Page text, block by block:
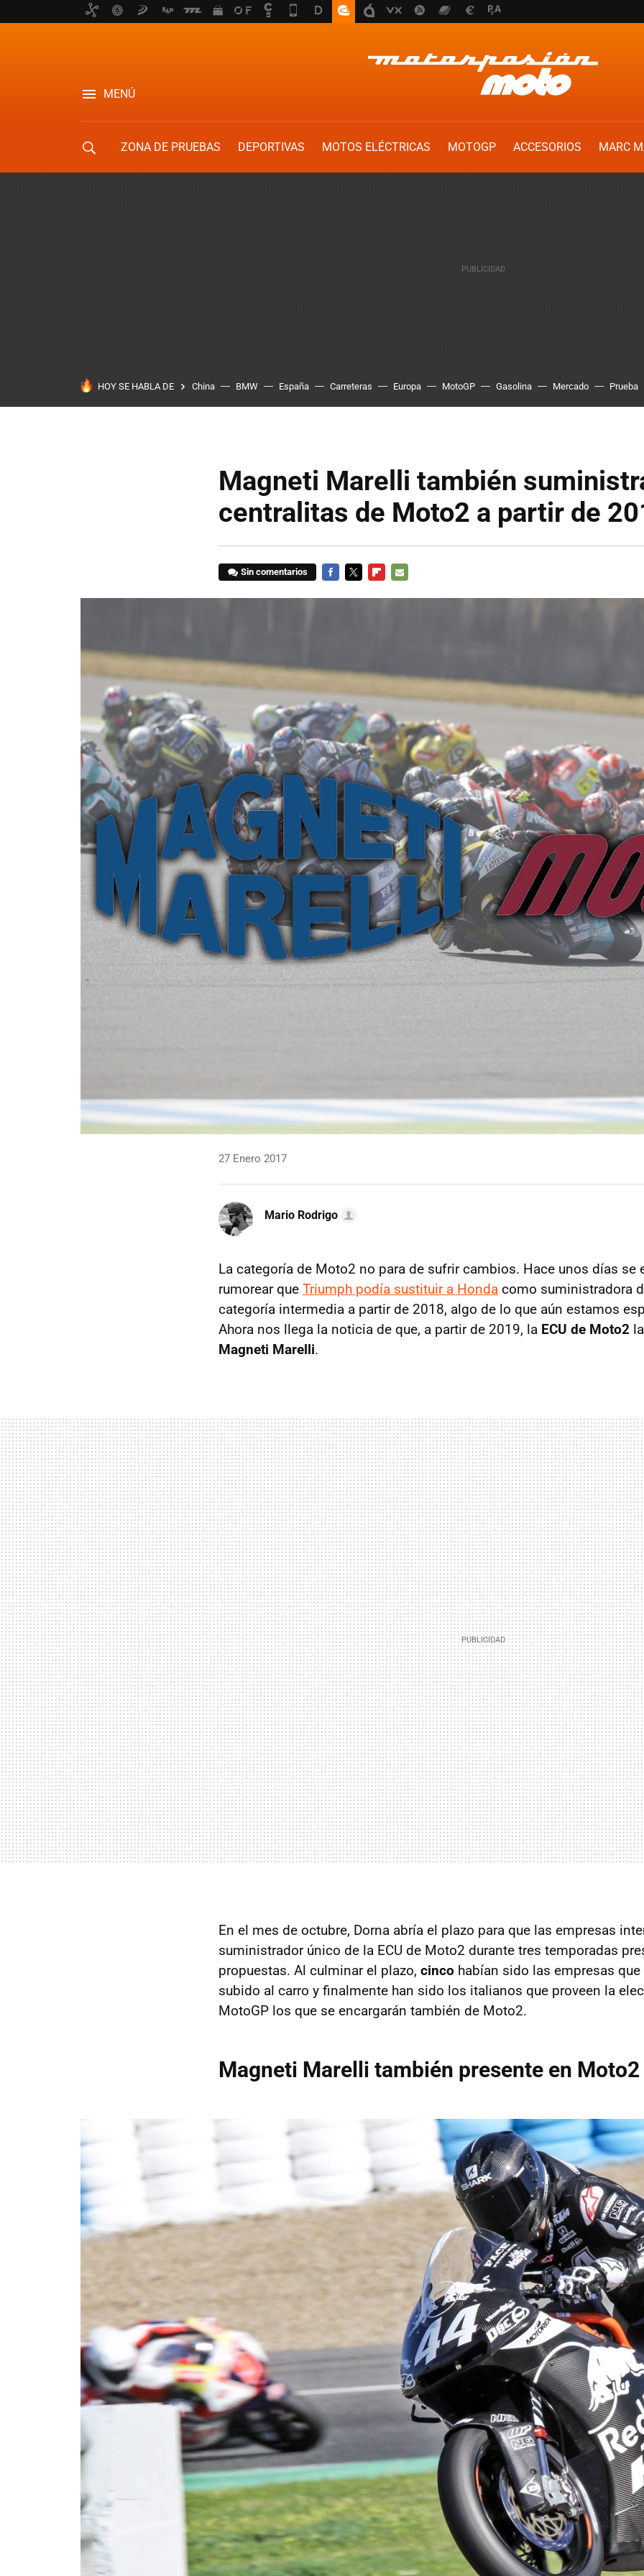
MENÚ
ZONA DE PRUEBAS DEPORTIVAS MOTOS ELÉCTRICAS MOTOGP ACCESORIOS
MARC
HOY SE HABLA DE China BMW España Carreteras Europa MotoGP Gasolina Mercado Prueba
Magneti Marelli también
centralitas de Moto2 a partir de
Sin comentarios
27 Enero 2017
Mario Rodrigo
La categoría de Moto2 no para de sufrir cambios. Hace unos días se
rumorear que Triumph podía sustituir a Honda como suministradora
categoría intermedia a partir de 2018, algo de lo que aún estamos
Ahora nos llega la noticia de que, a partir de 2019, la ECU de Moto2
Magneti Marelli.
En el mes de octubre, Dorna abría el plazo para que las empresas
suministrador único de la ECU de Moto2 durante tres temporadas
propuestas. Al culminar el plazo, cinco habían sido las empresas que
subido al carro y finalmente han sido los italianos que proveen la
MotoGP los que se encargarán también de Moto2.
Magneti Marelli también presente en Moto2